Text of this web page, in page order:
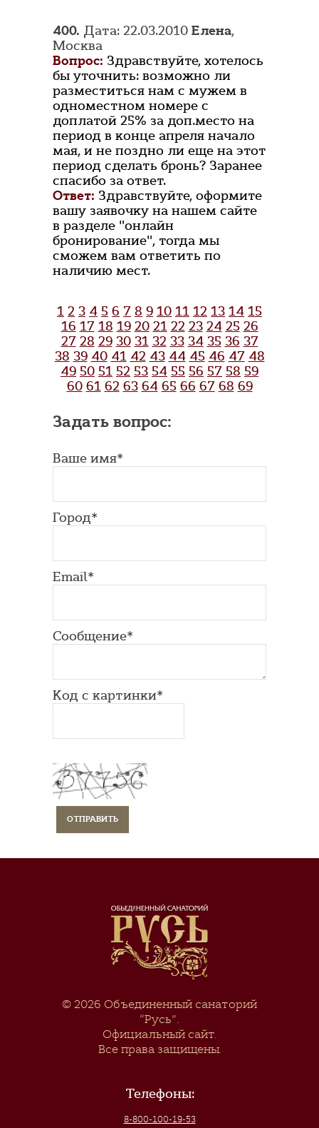
400. Дата: 22.03.2010 Елена,
Москва
Вопрос: Здравствуйте, хотелось
бы уточнить: возможно ли
разместиться нам с мужем в
одноместном номере с
доплатой 25% за доп.место на
период в конце апреля начало
мая, и не поздно ли еще на этот
период сделать бронь? Заранее
спасибо за ответ.
Ответ: Здравствуйте, оформите
вашу заявочку на нашем сайте
в разделе "онлайн
бронирование", тогда мы
сможем вам ответить по
наличию мест.
1 2 3 4 5 6 7 8 9 10 11 12 13 14 15
16 17 18 19 20 21 22 23 24 25 26
27 28 29 30 31 32 33 34 35 36 37
38 39 40 41 42 43 44 45 46 47 48
49 50 51 52 53 54 55 56 57 58 59
60 61 62 63 64 65 66 67 68 69
Задать вопрос:
Ваше имя*
Город*
Email*
Сообщение*
Код с картинки*
© 2026 Объединенный санаторий
“Русь”.
Официальный сайт.
Все права защищены.
Телефоны:
8-800-100-19-53